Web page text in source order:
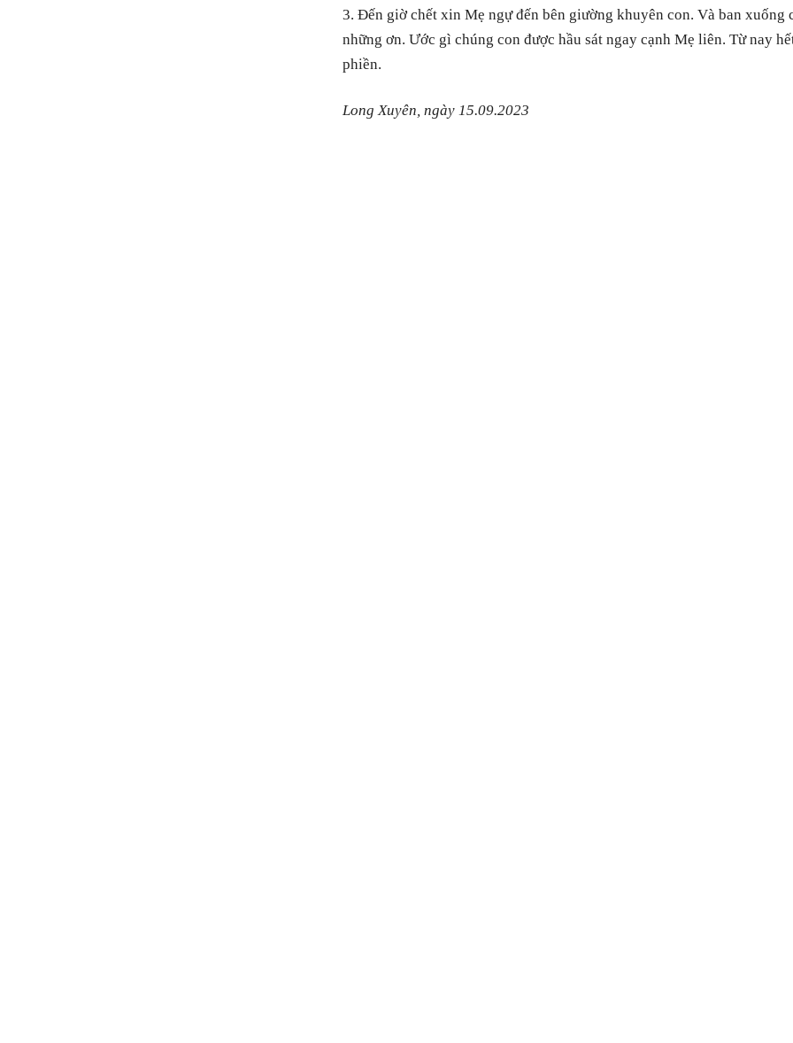
3. Đến giờ chết xin Mẹ ngự đến bên giường khuyên con. Và ban xuống
những ơn. Ước gì chúng con được hầu sát ngay cạnh Mẹ liên. Từ nay
phiền.
Long Xuyên, ngày 15.09.2023